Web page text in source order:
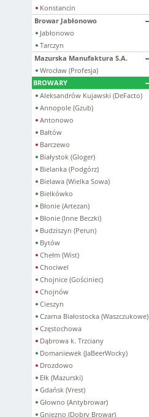
Konstancin
Browar Jabłonowo
Jabłonowo
Tarczyn
Mazurska Manufaktura S.A.
Wrocław (Profesja)
BROWARY
Aleksandrów Kujawski (DeFacto)
Annopole (Gzub)
Antonowo
Bałtów
Barczewo
Białystok (Gloger)
Bielanka (Podgórz)
Bielawa (Wielka Sowa)
Bielkówko
Błonie (Artezan)
Błonie (Inne Beczki)
Budziszyn (Perun)
Bytów
Chełm (Wist)
Chociwel
Chojnice (Gościniec)
Chojnów
Cieszyn
Czarna Białostocka (Waszczukowe)
Częstochowa
Dąbrowa k. Trzciany
Domaniewek (JaBeerWocky)
Drozdowo
Ełk (Mazurski)
Gdańsk (Vrest)
Głowno (Antybrowar)
Gniezno (Dobry Browar)